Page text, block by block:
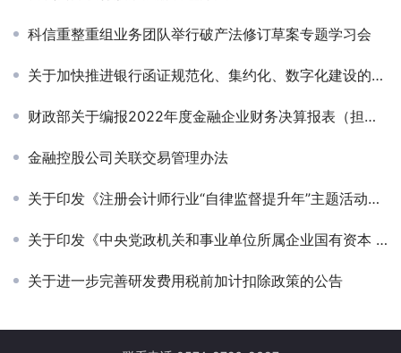
科信重整重组业务团队举行破产法修订草案专题学习会
关于加快推进银行函证规范化、集约化、数字化建设的通知
财政部关于编报2022年度金融企业财务决算报表（担保类）的通知
金融控股公司关联交易管理办法
关于印发《注册会计师行业“自律监督提升年”主题活动实施方案》的通知
关于印发《中央党政机关和事业单位所属企业国有资本 产权登记管理暂行办法》的通知
关于进一步完善研发费用税前加计扣除政策的公告